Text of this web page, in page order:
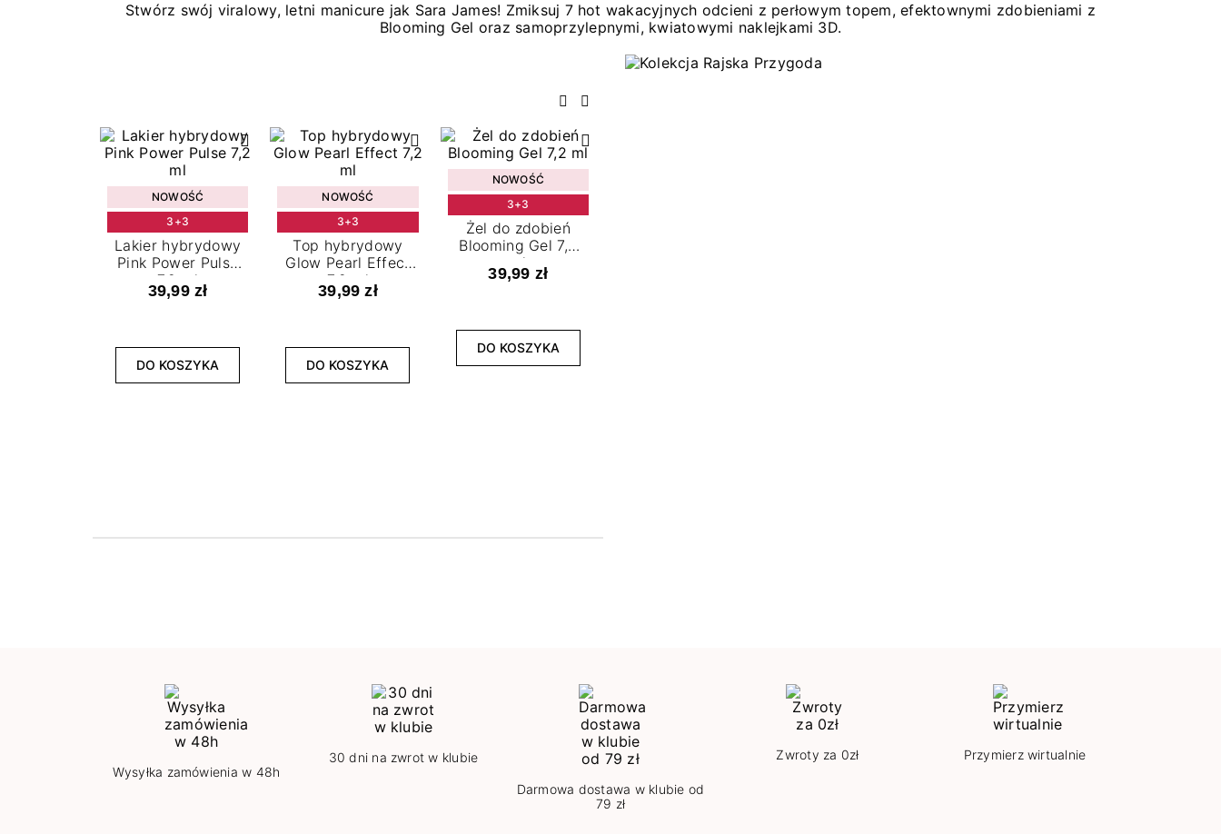
Stwórz swój viralowy, letni manicure jak Sara James! Zmiksuj 7 hot wakacyjnych odcieni z perłowym topem, efektownymi zdobieniami z
Blooming Gel oraz samoprzylepnymi, kwiatowymi naklejkami 3D.
Poprzedni
Następny
NOWOŚĆ
3+3
Lakier hybrydowy
Pink Power Pulse
7,2 ml
39,99 zł
DO KOSZYKA
NOWOŚĆ
3+3
Top hybrydowy
Glow Pearl Effect
7,2 ml
39,99 zł
DO KOSZYKA
NOWOŚĆ
3+3
Żel do zdobień
Blooming Gel 7,2
ml
39,99 zł
DO KOSZYKA
Wysyłka zamówienia w 48h
30 dni na zwrot w klubie
Darmowa dostawa w klubie od
79 zł
Zwroty za 0zł Przymierz wirtualnie